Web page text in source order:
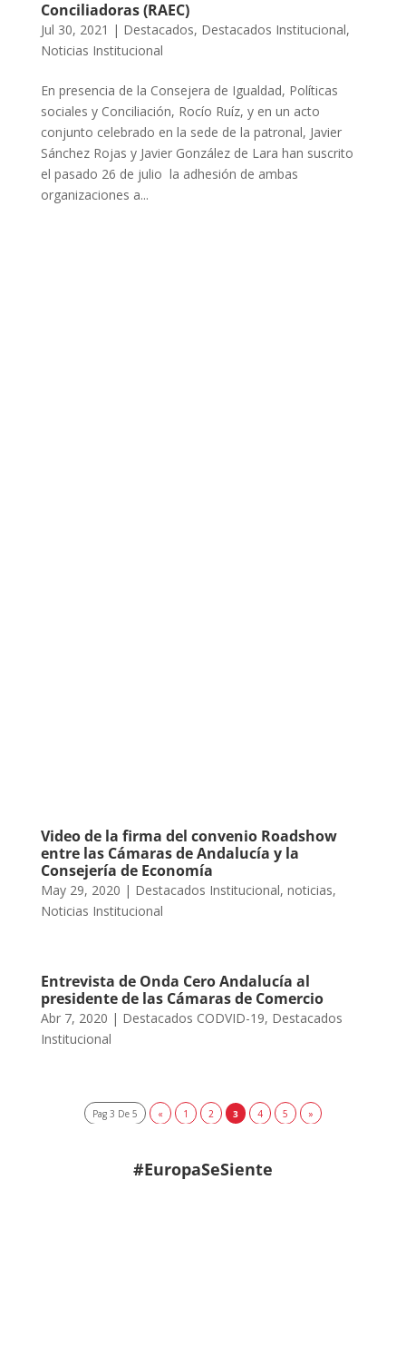
Conciliadoras (RAEC)
Jul 30, 2021 | Destacados, Destacados Institucional,
Noticias Institucional
En presencia de la Consejera de Igualdad, Políticas
sociales y Conciliación, Rocío Ruíz, y en un acto
conjunto celebrado en la sede de la patronal, Javier
Sánchez Rojas y Javier González de Lara han suscrito
el pasado 26 de julio la adhesión de ambas
organizaciones a...
Video de la firma del convenio Roadshow
entre las Cámaras de Andalucía y la
Consejería de Economía
May 29, 2020 | Destacados Institucional, noticias,
Noticias Institucional
Entrevista de Onda Cero Andalucía al
presidente de las Cámaras de Comercio
Abr 7, 2020 | Destacados CODVID-19, Destacados
Institucional
Pag 3 De 5 « 1 2 3 4 5 »
#EuropaSeSiente